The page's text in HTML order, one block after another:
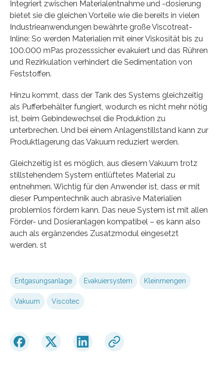
Integriert zwischen Materialentnahme und -dosierung
bietet sie die gleichen Vorteile wie die bereits in vielen
Industrieanwendungen bewährte große Viscotreat-
Inline: So werden Materialien mit einer Viskosität bis zu
100.000 mPas prozesssicher evakuiert und das Rühren
und Rezirkulation verhindert die Sedimentation von
Feststoffen.
Hinzu kommt, dass der Tank des Systems gleichzeitig
als Pufferbehälter fungiert, wodurch es nicht mehr nötig
ist, beim Gebindewechsel die Produktion zu
unterbrechen. Und bei einem Anlagenstillstand kann zur
Produktlagerung das Vakuum reduziert werden.
Gleichzeitig ist es möglich, aus diesem Vakuum trotz
stillstehendem System entlüftetes Material zu
entnehmen. Wichtig für den Anwender ist, dass er mit
dieser Pumpentechnik auch abrasive Materialien
problemlos fördern kann. Das neue System ist mit allen
Förder- und Dosieranlagen kompatibel – es kann also
auch als ergänzendes Zusatzmodul eingesetzt
werden. st
Entgasungsanlage Evakuiersystem Kleinmengen
Vakuum Viscotec